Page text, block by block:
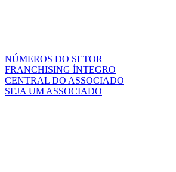
NÚMEROS DO SETOR
FRANCHISING ÍNTEGRO
CENTRAL DO ASSOCIADO
SEJA UM ASSOCIADO